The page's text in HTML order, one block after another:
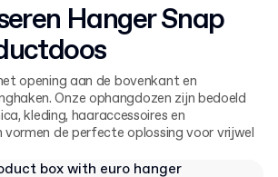
Hanger Snap
opening aan de bovenkant en
Onze ophangdozen zijn bedoeld
kleding, haaraccessoires en
de perfecte oplossing voor vrijwel